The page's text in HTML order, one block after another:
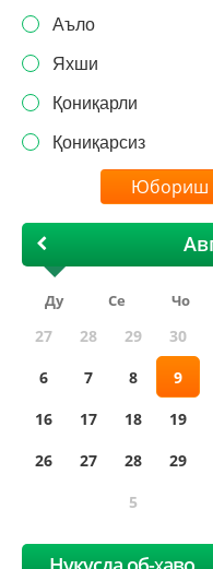
Аъло
Яхши
Қониқарли
Қониқарсиз
Ду Се Чо
27 28 29 30
6
7 8 9
16
17 18 19
26
27 28 29
5